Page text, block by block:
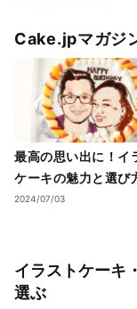
Cake.jpマガジ
最高の思い出に！イ
ケーキの魅力と選び
2024/07/03
イラストケーキ
選ぶ